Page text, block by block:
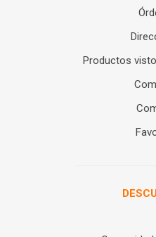
Productos